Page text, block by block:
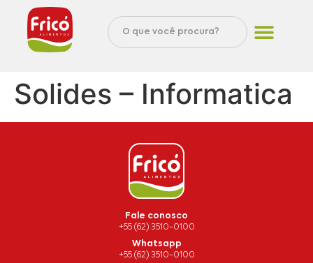
Solides – Informatica
Fale conosco
+55 (62) 3510-0100
Whatsapp
+55 (62) 3510-0100